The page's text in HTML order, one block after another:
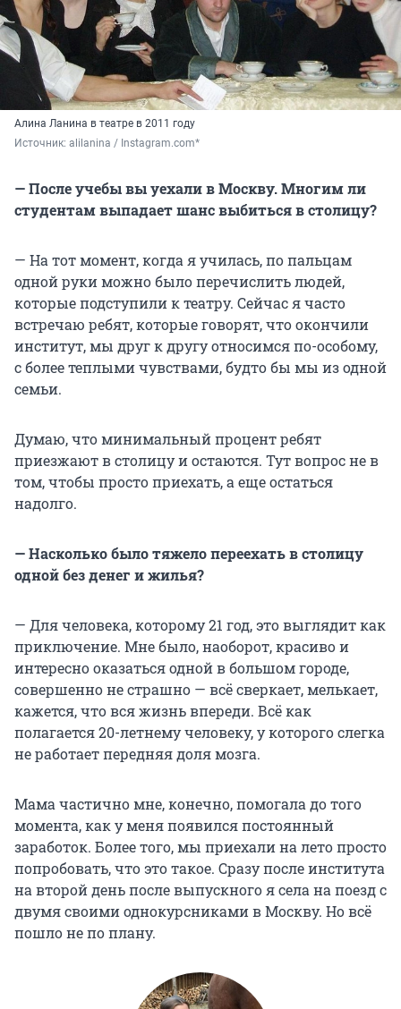
Алина Ланина в театре в 2011 году
Источник: alilanina / Instagram.com*
— После учебы вы уехали в Москву. Многим ли
студентам выпадает шанс выбиться в столицу?
— На тот момент, когда я училась, по пальцам
одной руки можно было перечислить людей,
которые подступили к театру. Сейчас я часто
встречаю ребят, которые говорят, что окончили
институт, мы друг к другу относимся по-особому,
с более теплыми чувствами, будто бы мы из одной
семьи.
Думаю, что минимальный процент ребят
приезжают в столицу и остаются. Тут вопрос не в
том, чтобы просто приехать, а еще остаться
надолго.
— Насколько было тяжело переехать в столицу
одной без денег и жилья?
— Для человека, которому 21 год, это выглядит как
приключение. Мне было, наоборот, красиво и
интересно оказаться одной в большом городе,
совершенно не страшно — всё сверкает, мелькает,
кажется, что вся жизнь впереди. Всё как
полагается 20-летнему человеку, у которого слегка
не работает передняя доля мозга.
Мама частично мне, конечно, помогала до того
момента, как у меня появился постоянный
заработок. Более того, мы приехали на лето просто
попробовать, что это такое. Сразу после института
на второй день после выпускного я села на поезд с
двумя своими однокурсниками в Москву. Но всё
пошло не по плану.